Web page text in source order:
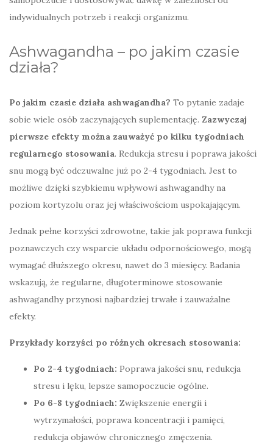
indywidualnych potrzeb i reakcji organizmu.
Ashwagandha – po jakim czasie
działa?
Po jakim czasie działa ashwagandha? To pytanie zadaje
sobie wiele osób zaczynających suplementację. Zazwyczaj
pierwsze efekty można zauważyć po kilku tygodniach
regularnego stosowania. Redukcja stresu i poprawa jakości
snu mogą być odczuwalne już po 2-4 tygodniach. Jest to
możliwe dzięki szybkiemu wpływowi ashwagandhy na
poziom kortyzolu oraz jej właściwościom uspokajającym.
Jednak pełne korzyści zdrowotne, takie jak poprawa funkcji
poznawczych czy wsparcie układu odpornościowego, mogą
wymagać dłuższego okresu, nawet do 3 miesięcy. Badania
wskazują, że regularne, długoterminowe stosowanie
ashwagandhy przynosi najbardziej trwałe i zauważalne
efekty.
Przykłady korzyści po różnych okresach stosowania:
Po 2-4 tygodniach: Poprawa jakości snu, redukcja
stresu i lęku, lepsze samopoczucie ogólne.
Po 6-8 tygodniach: Zwiększenie energii i
wytrzymałości, poprawa koncentracji i pamięci,
redukcja objawów chronicznego zmęczenia.